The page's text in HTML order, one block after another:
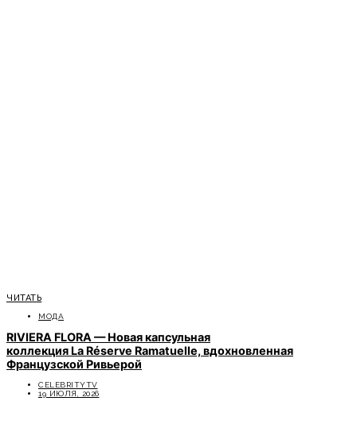
ЧИТАТЬ
МОДА
RIVIERA FLORA — Новая капсульная
коллекция La Réserve Ramatuelle, вдохновленная
Французской Ривьерой
CELEBRITYTV
19 ИЮЛЯ, 2026